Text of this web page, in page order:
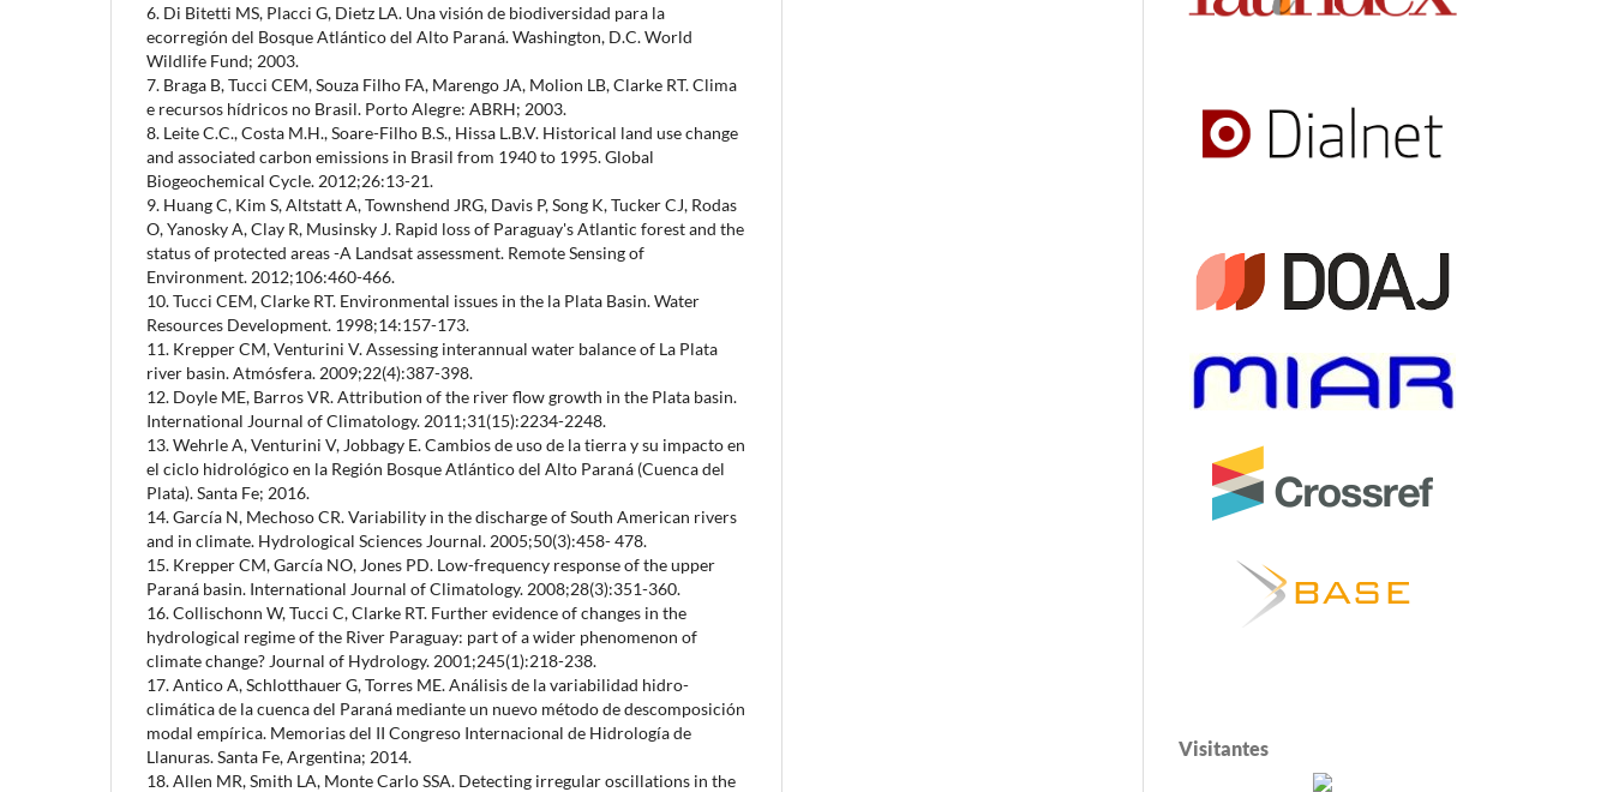
6. Di Bitetti MS, Placci G, Dietz LA. Una visión de biodiversidad para la
ecorregión del Bosque Atlántico del Alto Paraná. Washington, D.C. World
Wildlife Fund; 2003.
7. Braga B, Tucci CEM, Souza Filho FA, Marengo JA, Molion LB, Clarke RT. Clima
e recursos hídricos no Brasil. Porto Alegre: ABRH; 2003.
8. Leite C.C., Costa M.H., Soare-Filho B.S., Hissa L.B.V. Historical land use change
and associated carbon emissions in Brasil from 1940 to 1995. Global
Biogeochemical Cycle. 2012;26:13-21.
9. Huang C, Kim S, Altstatt A, Townshend JRG, Davis P, Song K, Tucker CJ, Rodas
O, Yanosky A, Clay R, Musinsky J. Rapid loss of Paraguay's Atlantic forest and the
status of protected areas -A Landsat assessment. Remote Sensing of
Environment. 2012;106:460-466.
10. Tucci CEM, Clarke RT. Environmental issues in the la Plata Basin. Water
Resources Development. 1998;14:157-173.
11. Krepper CM, Venturini V. Assessing interannual water balance of La Plata
river basin. Atmósfera. 2009;22(4):387-398.
12. Doyle ME, Barros VR. Attribution of the river flow growth in the Plata basin.
International Journal of Climatology. 2011;31(15):2234-2248.
13. Wehrle A, Venturini V, Jobbagy E. Cambios de uso de la tierra y su impacto en
el ciclo hidrológico en la Región Bosque Atlántico del Alto Paraná (Cuenca del
Plata). Santa Fe; 2016.
14. García N, Mechoso CR. Variability in the discharge of South American rivers
and in climate. Hydrological Sciences Journal. 2005;50(3):458- 478.
15. Krepper CM, García NO, Jones PD. Low-frequency response of the upper
Paraná basin. International Journal of Climatology. 2008;28(3):351-360.
16. Collischonn W, Tucci C, Clarke RT. Further evidence of changes in the
hydrological regime of the River Paraguay: part of a wider phenomenon of
climate change? Journal of Hydrology. 2001;245(1):218-238.
17. Antico A, Schlotthauer G, Torres ME. Análisis de la variabilidad hidro-
climática de la cuenca del Paraná mediante un nuevo método de descomposición
modal empírica. Memorias del II Congreso Internacional de Hidrología de
Llanuras. Santa Fe, Argentina; 2014.
18. Allen MR, Smith LA, Monte Carlo SSA. Detecting irregular oscillations in the
Visitantes